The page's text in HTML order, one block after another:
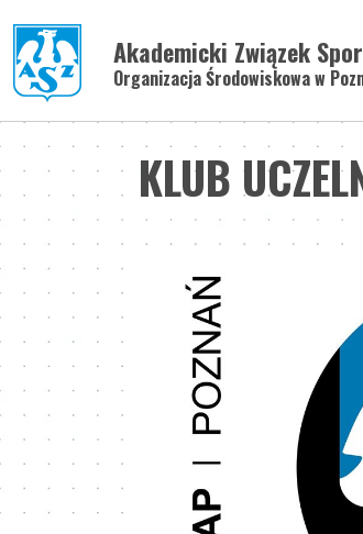
Akademicki Związek
Organizacja Środowiskowa w
KLUB